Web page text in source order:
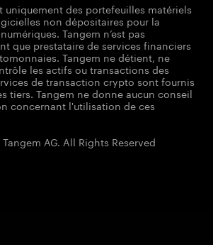
uniquement des portefeuilles matériels
non dépositaires pour la
Tangem n’est pas
que prestataire de services financiers
Tangem ne détient, ne
les actifs ou transactions des
de transaction crypto sont fournis
tiers. Tangem ne donne aucun conseil
concernant l'utilisation de ces